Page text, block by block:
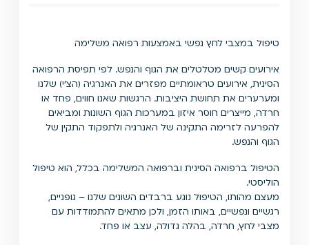
טיפול במצבי לחץ נפשי באמצעות רפואה משלימה
אירועים קשים מטלטלים את הגוף והנפש. לפי תפיסת הרפואה
הסינית, אירועים טראומתיים מפזרים את האנרגיה (הצ'י) שלנו
ומערערים את תחושת היציבות. הרגשות שאנו חווים, פחד או
חרדה, מייצרים חוסר איזון במערכות הגוף השונות ומביאים
להפרעה לזרימה התקינה של האנרגיה ולתפקוד התקין של
הגוף והנפש.
הטיפול ברפואה הסינית וברפואה המשלימה בכלל, הוא טיפול
הוליסטי.
מעצם מהותו, הטיפול נוגע ברבדים השונים שלנו – גופניים,
רגשיים ונפשיים, באותו הזמן, ולכן מתאים להתמודדות עם
מצבי לחץ, חרדה, בהלה גדולה, עצב או פחד.